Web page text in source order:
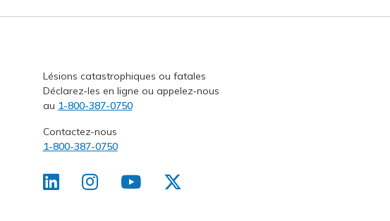
Lésions catastrophiques ou fatales
Déclarez-les en ligne ou appelez-nous
au 1-800-387-0750
Contactez-nous
1-800-387-0750